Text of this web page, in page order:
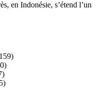
en Indonésie, s’étend l’un